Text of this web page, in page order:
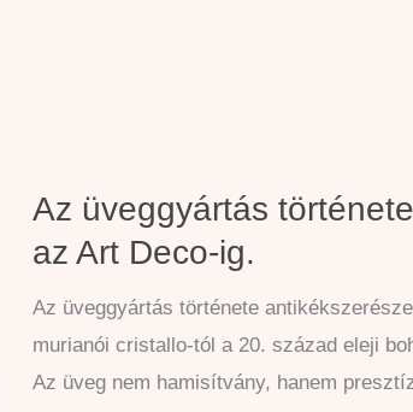
Az üveggyártás
az Art Deco-ig.
Az üveggyártás története
murianói cristallo-tól a 20. század eleji
Az üveg nem hamisítvány, hanem